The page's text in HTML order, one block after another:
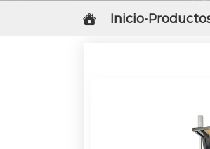
 Inicio-